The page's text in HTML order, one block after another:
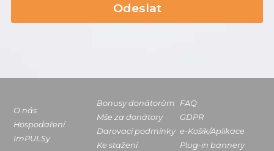
Odeslat
O nás
Hospodaření
ImPULSy
Bonusy donátorům
Mše za donátory
Darovací podmínky
Ke stažení
FAQ
GDPR
e-Košík/Aplikace
Plug-in bannery